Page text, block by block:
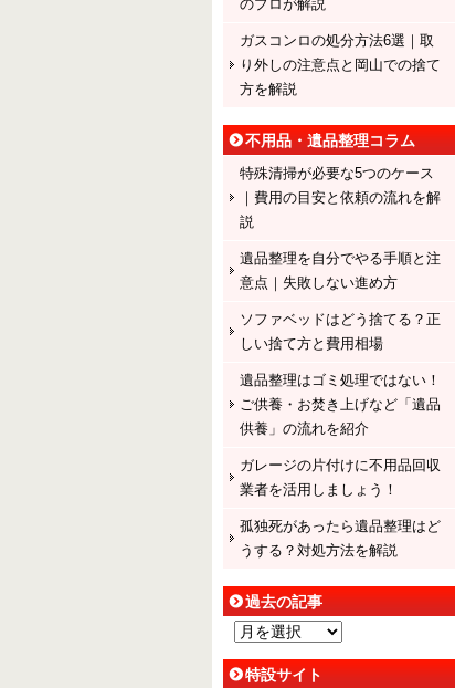
のプロが解説
ガスコンロの処分方法6選｜取
り外しの注意点と岡山での捨て
方を解説
不用品・遺品整理コラム
特殊清掃が必要な5つのケース
｜費用の目安と依頼の流れを解
説
遺品整理を自分でやる手順と注
意点｜失敗しない進め方
ソファベッドはどう捨てる？正
しい捨て方と費用相場
遺品整理はゴミ処理ではない！
ご供養・お焚き上げなど「遺品
供養」の流れを紹介
ガレージの片付けに不用品回収
業者を活用しましょう！
孤独死があったら遺品整理はど
うする？対処方法を解説
過去の記事
の 特設サイト